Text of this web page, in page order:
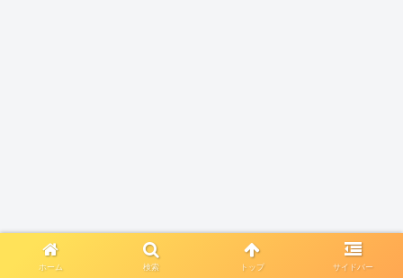
ホーム 検索 トップ サイドバー